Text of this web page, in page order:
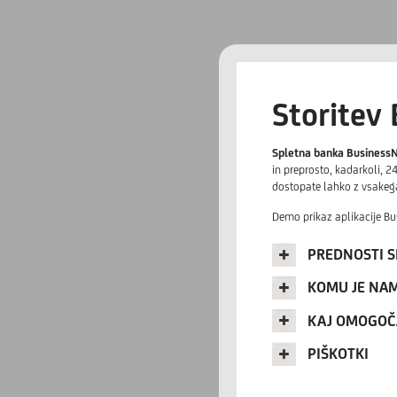
Storitev
Spletna banka
in preprosto, kadarkoli,
dostopate lahko z
Demo prikaz aplikacije
PREDNOSTI
KOMU JE
KAJ
PIŠKOTKI